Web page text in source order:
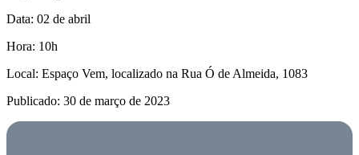
Data: 02 de abril
Hora: 10h
Local: Espaço Vem, localizado na Rua Ó de Almeida, 1083
Publicado: 30 de março de 2023